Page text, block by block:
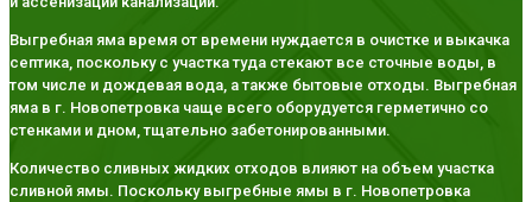
Выгребная яма время от времени нуждается в очистке и выкачка
септика, поскольку с участка туда стекают все сточные воды, в
том числе и дождевая вода, а также бытовые отходы. Выгребная
яма в г. Новопетровка чаще всего оборудуется герметично со
стенками и дном, тщательно забетонированными.
Количество сливных жидких отходов влияют на объем участка
сливной ямы. Поскольку выгребные ямы в г. Новопетровка